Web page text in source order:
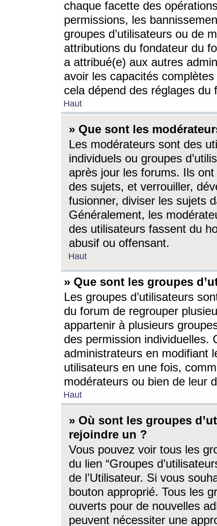
chaque facette des
permissions, les
groupes d’utilisateurs ou de
attributions du fondateur du
a attribué(e) aux autres
avoir les capacités
cela dépend des réglages du
Haut
» Que sont les
Les modérateurs sont des
individuels ou groupes
après jour les forums. Ils ont
des sujets, et verrouiller,
fusionner, diviser les sujets
Généralement, les
des utilisateurs fassent du
abusif ou offensant.
Haut
» Que sont les groupes
Les groupes d’utilisateurs
du forum de regrouper
appartenir à plusieurs
des permission individuelles.
administrateurs en modifiant
utilisateurs en une fois,
modérateurs ou bien de leur
Haut
» Où sont les groupes
rejoindre un ?
Vous pouvez voir tous les
du lien “Groupes
de l’Utilisateur. Si vous
bouton approprié. Tous les
ouverts pour de nouvelles
peuvent nécessiter une